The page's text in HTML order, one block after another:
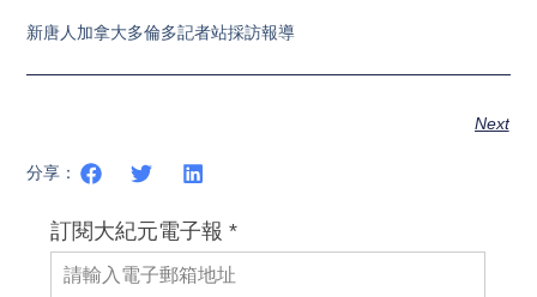
新唐人加拿大多倫多記者站採訪報導
Next
分享：